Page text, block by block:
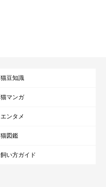
猫豆知識
猫マンガ
エンタメ
猫図鑑
飼い方ガイド